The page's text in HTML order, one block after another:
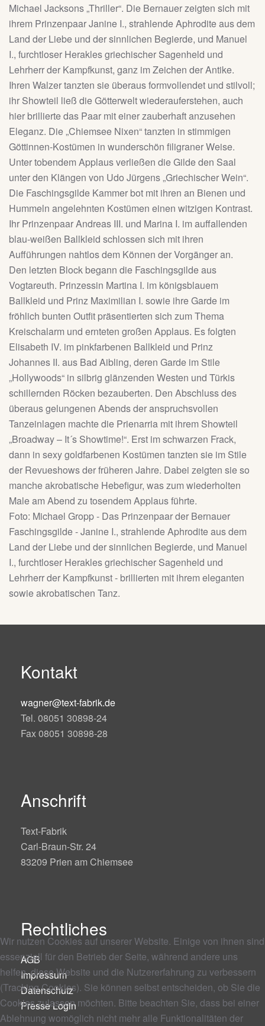
Michael Jacksons „Thriller“. Die Bernauer zeigten sich mit
ihrem Prinzenpaar Janine I., strahlende Aphrodite aus dem
Land der Liebe und der sinnlichen Begierde, und Manuel
I., furchtloser Herakles griechischer Sagenheld und
Lehrherr der Kampfkunst, ganz im Zeichen der Antike.
Ihren Walzer tanzten sie überaus formvollendet und stilvoll;
ihr Showteil ließ die Götterwelt wiederauferstehen, auch
hier brillierte das Paar mit einer zauberhaft anzusehen
Eleganz. Die „Chiemsee Nixen“ tanzten in stimmigen
Göttinnen-Kostümen in wunderschön filigraner Weise.
Unter tobendem Applaus verließen die Gilde den Saal
unter den Klängen von Udo Jürgens „Griechischer Wein“.
Die Faschingsgilde Kammer bot mit ihren an Bienen und
Hummeln angelehnten Kostümen einen witzigen Kontrast.
Ihr Prinzenpaar Andreas III. und Marina I. im auffallenden
blau-weißen Ballkleid schlossen sich mit ihren
Aufführungen nahtlos dem Können der Vorgänger an.
Den letzten Block begann die Faschingsgilde aus
Vogtareuth. Prinzessin Martina I. im königsblauem
Ballkleid und Prinz Maximilian I. sowie ihre Garde im
fröhlich bunten Outfit präsentierten sich zum Thema
Kreischalarm und ernteten großen Applaus. Es folgten
Elisabeth IV. im pinkfarbenen Ballkleid und Prinz
Johannes II. aus Bad Aibling, deren Garde im Stile
„Hollywoods“ in silbrig glänzenden Westen und Türkis
schillernden Röcken bezauberten. Den Abschluss des
überaus gelungenen Abends der anspruchsvollen
Tanzeinlagen machte die Prienarria mit ihrem Showteil
„Broadway – It´s Showtime!“. Erst im schwarzen Frack,
dann in sexy goldfarbenen Kostümen tanzten sie im Stile
der Revueshows der früheren Jahre. Dabei zeigten sie so
manche akrobatische Hebefigur, was zum wiederholten
Male am Abend zu tosendem Applaus führte.
Foto: Michael Gropp - Das Prinzenpaar der Bernauer
Faschingsgilde - Janine I., strahlende Aphrodite aus dem
Land der Liebe und der sinnlichen Begierde, und Manuel
I., furchtloser Herakles griechischer Sagenheld und
Lehrherr der Kampfkunst - brillierten mit ihrem eleganten
sowie akrobatischen Tanz.
Kontakt
wagner@text-fabrik.de
Tel. 08051 30898-24
Fax 08051 30898-28
Anschrift
Text-Fabrik
Carl-Braun-Str. 24
83209 Prien am Chiemsee
Rechtliches
AGB
Impressum
Datenschutz
Presse Login
Wir nutzen Cookies auf unserer Website. Einige von ihnen sind
essenziell für den Betrieb der Seite, während andere uns
helfen, diese Website und die Nutzererfahrung zu verbessern
(Tracking Cookies). Sie können selbst entscheiden, ob Sie die
Cookies zulassen möchten. Bitte beachten Sie, dass bei einer
Ablehnung womöglich nicht mehr alle Funktionalitäten der